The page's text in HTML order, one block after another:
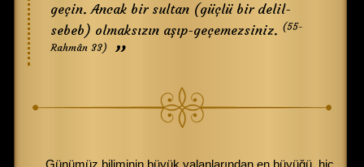
geçin. Ancak bir sultan (güçlü bir delil-
sebeb) olmaksızın aşıp-geçemezsiniz. (55-
Rahmân 33)